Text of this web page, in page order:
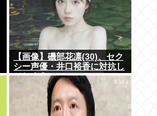
【画像】磯部花凛(30)、セク
シー声優・井口裕香に対抗し
てしまうwww